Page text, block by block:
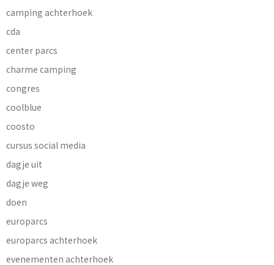
camping achterhoek
cda
center parcs
charme camping
congres
coolblue
coosto
cursus social media
dagje uit
dagje weg
doen
europarcs
europarcs achterhoek
evenementen achterhoek